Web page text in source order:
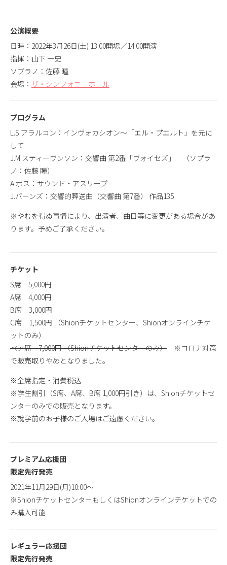
公演概要
日時：2022年3月26日(土) 13:00開場／14:00開演
指揮：山下 一史
ソプラノ：佐藤 瞳
会場： ザ・シンフォニーホール
プログラム
L.S.アラルコン：インヴォカシオン〜「エル・プエルト」を元に
して
J.M.スティーヴンソン：交響曲 第2番「ヴォイセズ」 （ソプラ
ノ：佐藤 瞳）
A.ボス：サウンド・アスリープ
J.バーンズ：交響的葬送曲（交響曲 第7番） 作品135
※やむを得ぬ事情により、出演者、曲目等に変更がある場合があ
ります。予めご了承ください。
チケット
S席 5,000円
A席 4,000円
B席 3,000円
C席 1,500円 （Shionチケットセンター、Shionオンラインチケ
ットのみ）
ペア席 7,000円 （Shionチケットセンターのみ） ※コロナ対策
で販売取りやめとなりました。
※全席指定・消費税込
※学生割引（S席、A席、B席 1,000円引き）は、Shionチケットセ
ンターのみでの販売となります。
※就学前のお子様のご入場はご遠慮ください。
プレミアム応援団
限定先行発売
2021年11月29日(月)10:00〜
※ShionチケットセンターもしくはShionオンラインチケットでの
み購入可能
レギュラー応援団
限定先行発売